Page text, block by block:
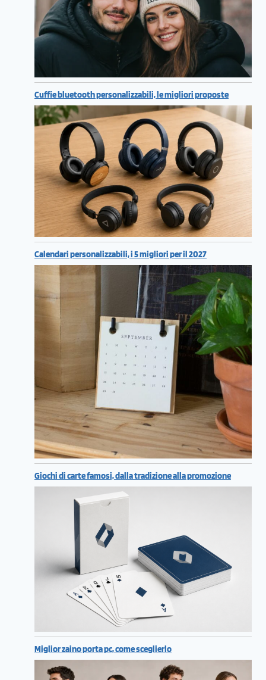
Cuffie bluetooth personalizzabili, le migliori proposte
Calendari personalizzabili, i 5 migliori per il 2027
Giochi di carte famosi, dalla tradizione alla promozione
Miglior zaino porta pc, come sceglierlo